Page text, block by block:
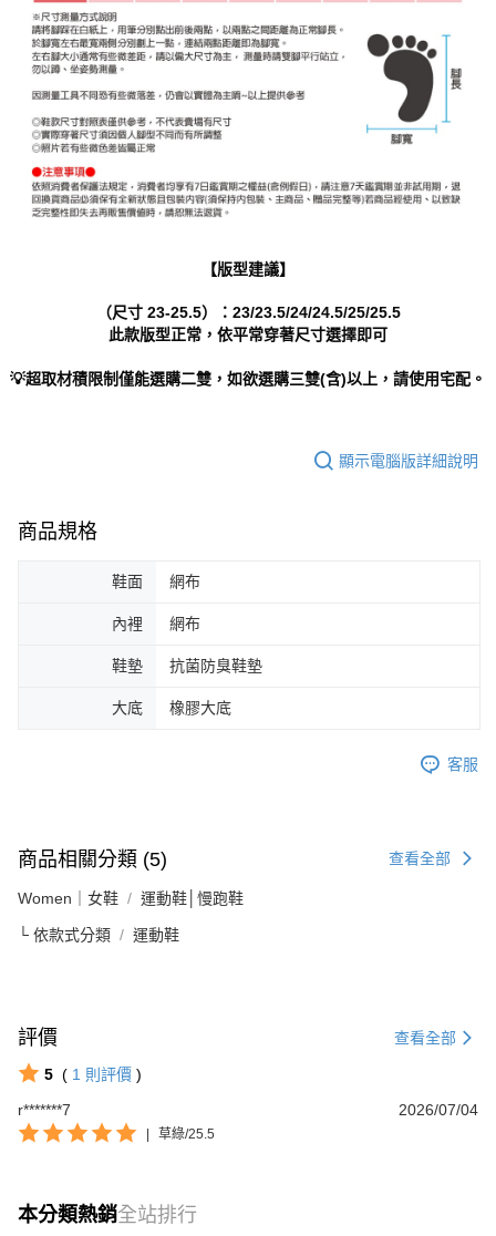
【版型建議】
（尺寸 23-25.5）：23/23.5/24/24.5/25/25.5
此款版型正常，依平常穿著尺寸選擇即可
💡超取材積限制僅能選購二雙，如欲選購三雙(含)以上，請使用宅配。
顯示電腦版詳細說明
商品規格
鞋面 網布
內裡 網布
鞋墊 抗菌防臭鞋墊
大底 橡膠大底
客服
商品相關分類 (5) 查看全部
Women｜女鞋 運動鞋│慢跑鞋
└ 依款式分類 運動鞋
評價 查看全部
5 ( 1 則評價 )
r*******7
2026/07/04
草綠/25.5
本分類熱銷全站排行